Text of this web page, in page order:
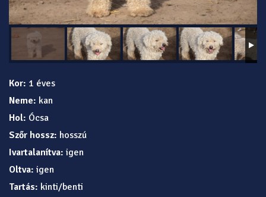
Kor: 1 éves
Neme: kan
Hol: Ócsa
Szőr hossz: hosszú
Ivartalanítva: igen
Oltva: igen
Tartás: kinti/benti